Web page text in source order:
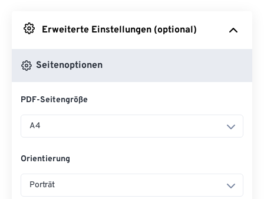
Erweiterte Einstellungen (optional)
Seitenoptionen
PDF-Seitengröße
A4
Orientierung
Porträt